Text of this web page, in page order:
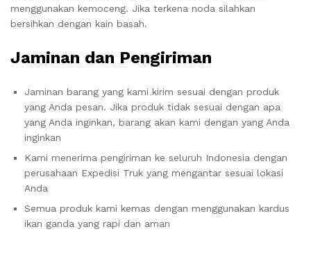
menggunakan kemoceng. Jika terkena noda silahkan
bersihkan dengan kain basah.
Jaminan dan Pengiriman
Jaminan barang yang kami kirim sesuai dengan produk
yang Anda pesan. Jika produk tidak sesuai dengan apa
yang Anda inginkan, barang akan kami dengan yang Anda
inginkan
Kami menerima pengiriman ke seluruh Indonesia dengan
perusahaan Expedisi Truk yang mengantar sesuai lokasi
Anda
Semua produk kami kemas dengan menggunakan kardus
ikan ganda yang rapi dan aman